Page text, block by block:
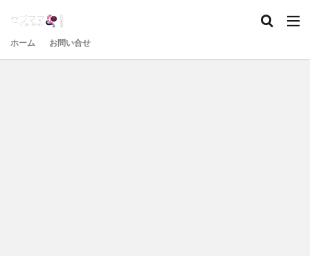
ホーム お問い合せ